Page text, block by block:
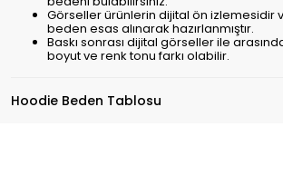
Görseller ürünlerin dijital ön izlemesidir
beden esas alınarak hazırlanmıştır.
Baskı sonrası dijital görseller ile
boyut ve renk tonu farkı olabilir.
Hoodie Beden Tablosu